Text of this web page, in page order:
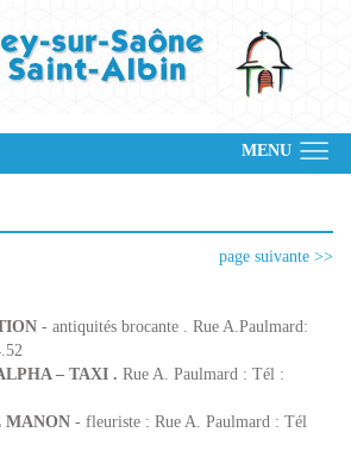
MENU
page suivante >>
­ - antiquités brocante . Rue A.Paulmard:
– TAXI . Rue A. Paulmard : Tél :
MANON - fleuriste : Rue A. Paulmard : Tél